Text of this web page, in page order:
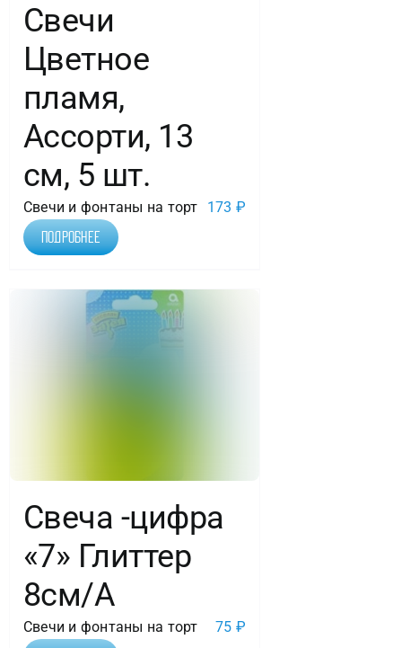
Свечи
Цветное
пламя,
Ассорти, 13
см, 5 шт.
Свечи и фонтаны на торт 173 ₽
Подробнее
Свеча -цифра
«7» Глиттер
8см/A
Свечи и фонтаны на торт 75 ₽